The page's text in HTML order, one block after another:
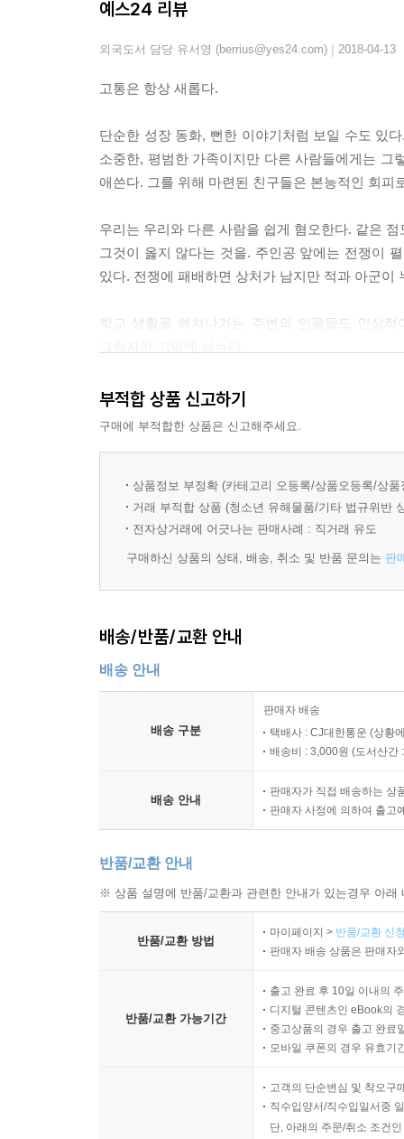
예스24 리뷰
외국도서 담당 유서영 (berrius@yes24.com) | 2018-04-13
고통은 항상 새롭다.
단순한 성장 동화, 뻔한 이야기처럼 보일 수도 있
소중한, 평범한 가족이지만 다른 사람들에게는
애쓴다. 그를 위해 마련된 친구들은 본능적인 회피
우리는 우리와 다른 사람을 쉽게 혐오한다. 같은
그것이 옳지 않다는 것을. 주인공 앞에는 전쟁이
있다. 전쟁에 패배하면 상처가 남지만 적과 아군
학교 생활을 헤쳐나가는 주변의 인물들도 인상
부적합 상품 신고하기
구매에 부적합한 상품은 신고해주세요.
상품정보 부정확 (카테고리 오등록/상품오등록/상
거래 부적합 상품 (청소년 유해물품/기타 법규위반
전자상거래에 어긋나는 판매사례 : 직거래 유도
구매하신 상품의 상태, 배송, 취소 및 반품 문의는 판
배송/반품/교환 안내
배송 안내
배송 구분
판매자 배송
택배사 : CJ대한통운 (상황
배송비 : 3,000원 (도서산간
배송 안내
판매자가 직접 배송하는 상
판매자 사정에 의하여 출고
반품/교환 안내
※ 상품 설명에 반품/교환과 관련한 안내가 있는경우 아
반품/교환 방법
마이페이지 > 반품/교환 신
판매자 배송 상품은 판매자
반품/교환 가능기간
출고 완료 후 10일 이내의
디지털 콘텐츠인 eBook의
중고상품의 경우 출고 완료
모바일 쿠폰의 경우 유효기
고객의 단순변심 및 착오구
직수입양서/직수입일서중
단, 아래의 주문/취소 조건